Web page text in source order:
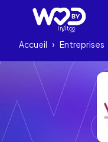
Accueil › Entreprises